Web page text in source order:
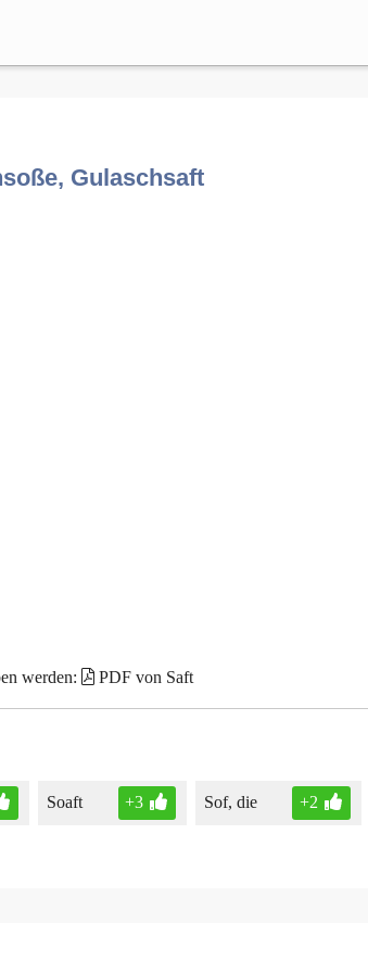
Gulaschsaft
werden: PDF von Saft
Soaft +3 Sof, die +2